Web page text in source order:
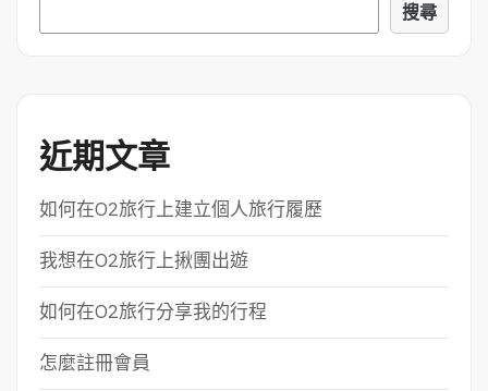
搜尋
近期文章
如何在O2旅行上建立個人旅行履歷
我想在O2旅行上揪團出遊
如何在O2旅行分享我的行程
怎麼註冊會員